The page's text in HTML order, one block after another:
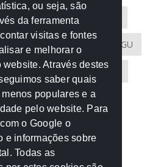
AGU AMM
CAU-MT CGU
MPC-MT MPE-MT
PF PGE-MT PGR
categoria
TRE
ou seja, são
da ferramenta
visitas e fontes
e melhorar o
Através destes
saber quais
populares e a
pelo website. Para
o Google o
e informações sobre
Todas as